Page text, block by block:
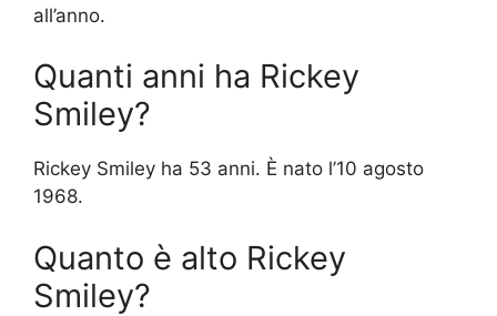
all’anno.
Quanti anni ha Rickey
Smiley?
Rickey Smiley ha 53 anni. È nato l’10 agosto
1968.
Quanto è alto Rickey
Smiley?